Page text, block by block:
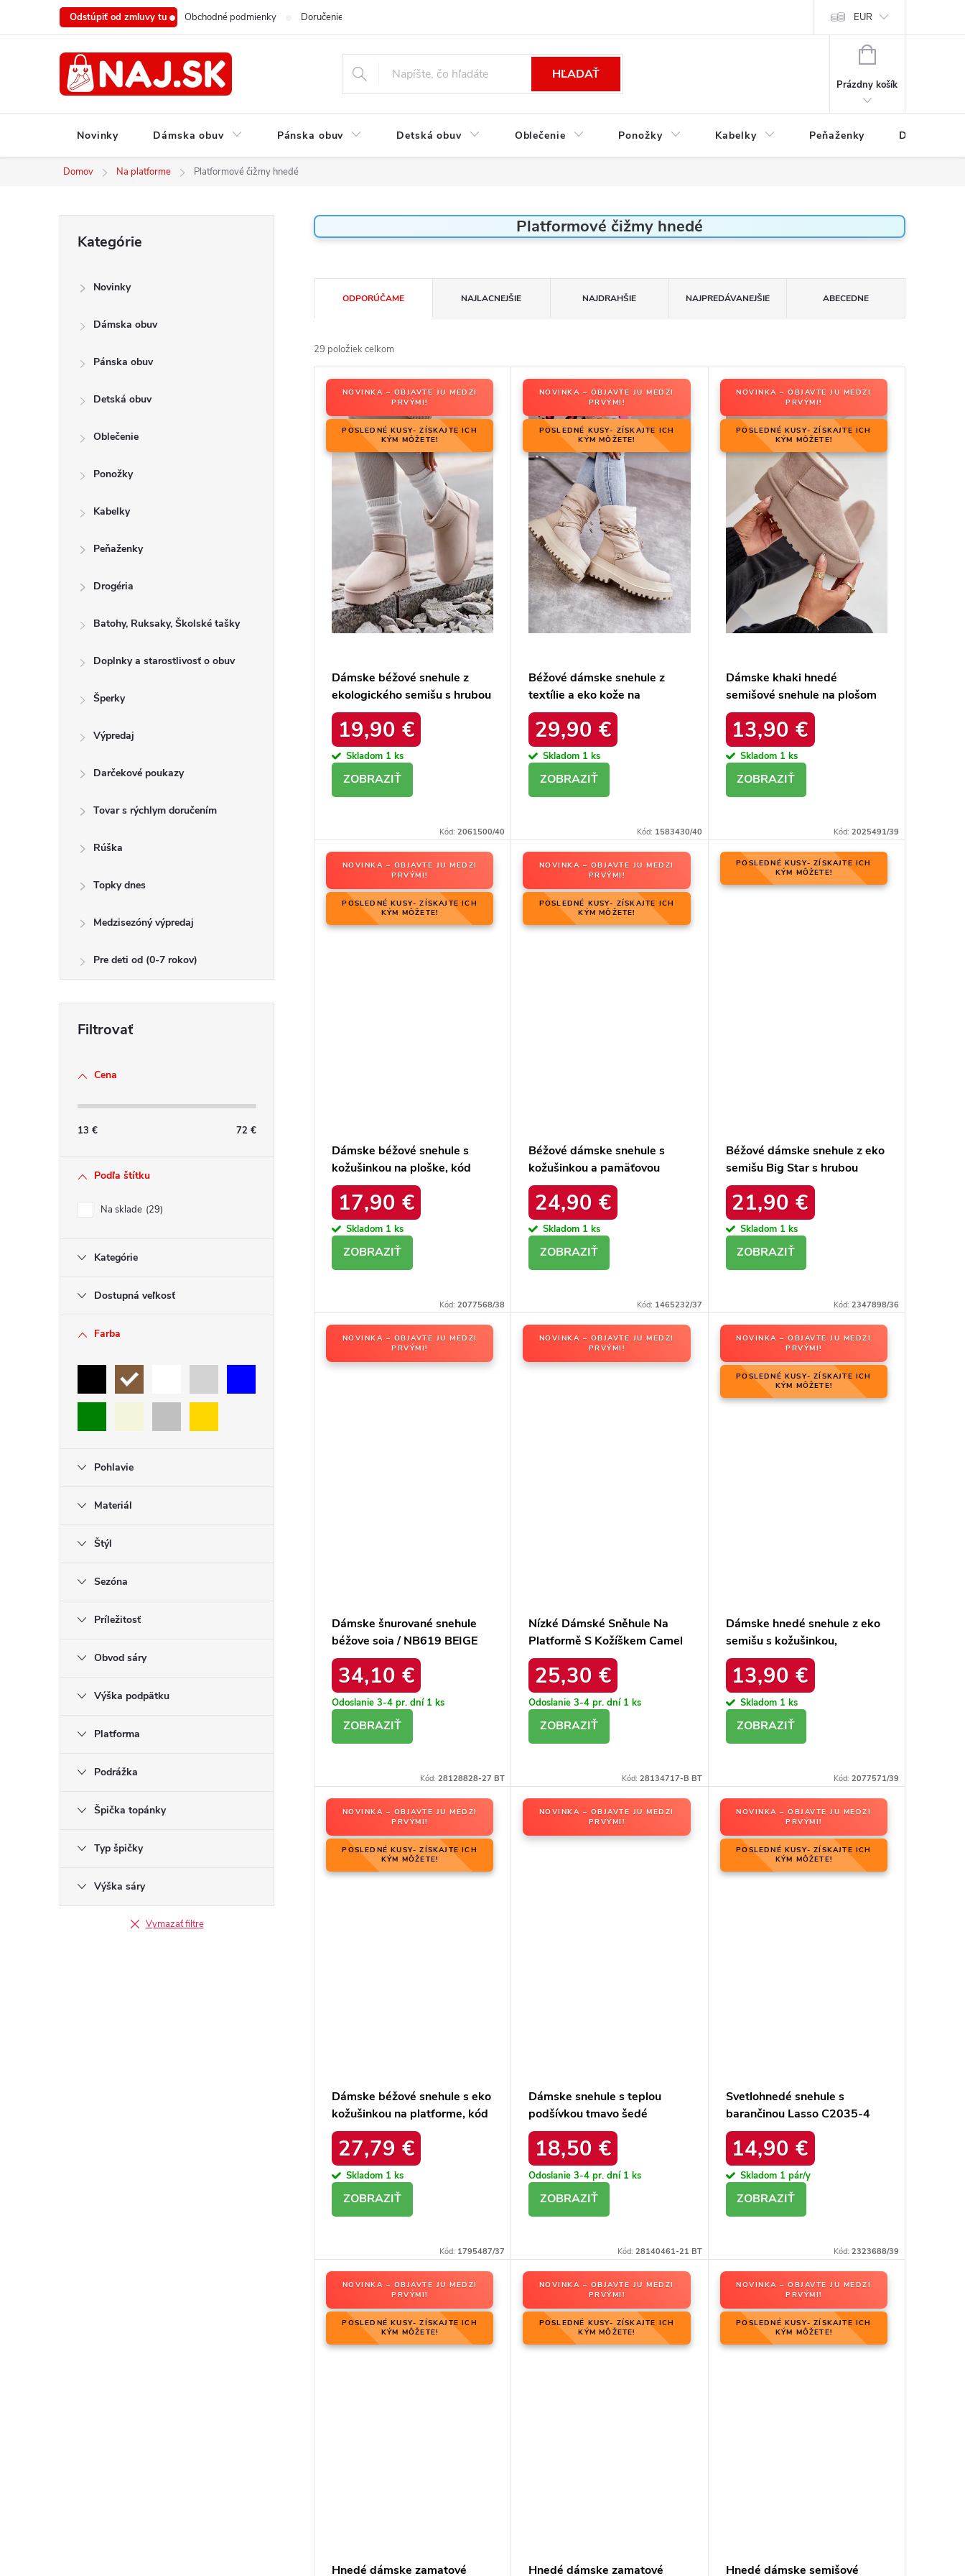
Odstúpiť od zmluvy tu Obchodné podmienky Doručenie a platba Podmienky ochrany osobných údajov
EUR
HĽADAŤ
NÁKUPNÝ
Prázdny košík
Novinky Dámska obuv Pánska obuv Detská obuv Oblečenie Ponožky Kabelky Peňaženky Drogéria
Domov Na platforme Platformové čižmy hnedé
kategórie
Kategórie
Novinky
Dámska obuv
Pánska obuv
Detská obuv
Oblečenie
Ponožky
Kabelky
Peňaženky
Drogéria
Batohy, Ruksaky, Školské tašky
Doplnky a starostlivosť o obuv
Šperky
Výpredaj
Darčekové poukazy
Tovar s rýchlym doručením
Rúška
Topky dnes
Medzisezóný výpredaj
Pre deti od (0-7 rokov)
Cena
13 € 72 €
Podľa štítku
Na sklade 29
Kategórie
Dostupná veľkosť
Farba
Pohlavie
Materiál
Štýl
Sezóna
Príležitosť
Obvod sáry
Výška podpätku
Platforma
Podrážka
Špička topánky
Typ špičky
Výška sáry
Vymazať filtre
Platformové čižmy hnedé
e
n
ODPORÚČAME NAJLACNEJŠIE NAJDRAHŠIE NAJPREDÁVANEJŠIE ABECEDNE
29 položiek celkom
NOVINKA – OBJAVTE JU MEDZI
PRVÝMI!
POSLEDNÉ KUSY- ZÍSKAJTE ICH
KÝM MÔŽETE!
Dámske béžové snehule z
ekologického semišu s hrubou
kožušinou, kód produktu
20216-4F LIGHT BEIGE
19,90 €
Skladom 1 ks
Kód:2061500/40
NOVINKA – OBJAVTE JU MEDZI
PRVÝMI!
POSLEDNÉ KUSY- ZÍSKAJTE ICH
KÝM MÔŽETE!
Béžové dámske snehule z
textílie a eko kože na
platforme a rovnej podrážke,
kód produktu C-277 BEIGE
29,90 €
Skladom 1 ks
Kód: 1583430/40
NOVINKA – OBJAVTE JU MEDZI
PRVÝMI!
POSLEDNÉ KUSY- ZÍSKAJTE ICH
KÝM MÔŽETE!
Dámske khaki hnedé
semišové snehule na plošom
podpätku s hrubou
podrážkou, kód produktu
OO274A098
13,90 €
Skladom 1 ks
Kód: 2025491/39
NOVINKA – OBJAVTE JU MEDZI
PRVÝMI!
POSLEDNÉ KUSY- ZÍSKAJTE ICH
KÝM MÔŽETE!
Dámske béžové snehule s
kožušinkou na ploške, kód
8909 BEIGE
17,90 €
Skladom 1 ks
Kód:2077568/38
NOVINKA – OBJAVTE JU MEDZI
PRVÝMI!
POSLEDNÉ KUSY- ZÍSKAJTE ICH
KÝM MÔŽETE!
Béžové dámske snehule s
kožušinkou a pamäťovou
stielkou MEMORY FOAM
SYSTEM, kód produktu
II274263 BEIGE
24,90 €
Skladom 1 ks
Kód: 1465232/37
POSLEDNÉ KUSY- ZÍSKAJTE ICH
KÝM MÔŽETE!
Béžové dámske snehule z eko
semišu Big Star s hrubou
podrážkou kód produktu
OO274A107
21,90 €
Skladom 1 ks
Kód: 2347898/36
NOVINKA – OBJAVTE JU MEDZI
PRVÝMI!
Dámske šnurované snehule
béžove soia / NB619 BEIGE
34,10 €
Odoslanie 3-4 pr. dní 1 ks
Kód:28128828-27 BT
NOVINKA – OBJAVTE JU MEDZI
PRVÝMI!
Nízké Dámské Sněhule Na
Platformě S Kožíškem Camel
Neathren
25,30 €
Odoslanie 3-4 pr. dní 1 ks
Kód: 28134717-B BT
NOVINKA – OBJAVTE JU MEDZI
PRVÝMI!
POSLEDNÉ KUSY- ZÍSKAJTE ICH
KÝM MÔŽETE!
Dámske hnedé snehule z eko
semišu s kožušinkou,
platforma – 20219-4K
LEOPARD
13,90 €
Skladom 1 ks
Kód: 2077571/39
NOVINKA – OBJAVTE JU MEDZI
PRVÝMI!
POSLEDNÉ KUSY- ZÍSKAJTE ICH
KÝM MÔŽETE!
Dámske béžové snehule s eko
kožušinkou na platforme, kód
produktu MM274380 BEŻ
27,79 €
Skladom 1 ks
Kód: 1795487/37
NOVINKA – OBJAVTE JU MEDZI
PRVÝMI!
Dámske snehule s teplou
podšívkou tmavo šedé
serenne / Y145 KHAKI
18,50 €
Odoslanie 3-4 pr. dní 1 ks
Kód: 28140461-21 BT
NOVINKA – OBJAVTE JU MEDZI
PRVÝMI!
POSLEDNÉ KUSY- ZÍSKAJTE ICH
KÝM MÔŽETE!
Svetlohnedé snehule s
barančinou Lasso C2035-4
KHAKI
14,90 €
Skladom 1 pár/y
Kód: 2323688/39
NOVINKA – OBJAVTE JU MEDZI
PRVÝMI!
POSLEDNÉ KUSY- ZÍSKAJTE ICH
KÝM MÔŽETE!
Hnedé dámske zamatové
NOVINKA – OBJAVTE JU MEDZI
PRVÝMI!
POSLEDNÉ KUSY- ZÍSKAJTE ICH
KÝM MÔŽETE!
Hnedé dámske zamatové
NOVINKA – OBJAVTE JU MEDZI
PRVÝMI!
POSLEDNÉ KUSY- ZÍSKAJTE ICH
KÝM MÔŽETE!
Hnedé dámske semišové